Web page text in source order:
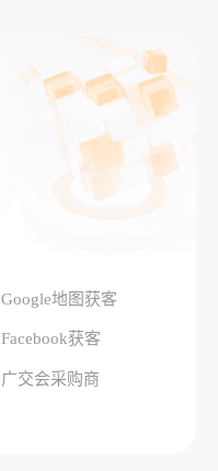
Google地图获客
Facebook获客
广交会采购商